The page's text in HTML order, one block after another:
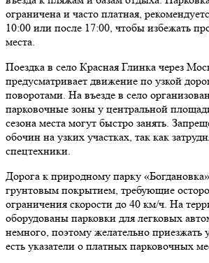
ограничена и часто платная,
10:00 или после 17:00, чтобы избежать
места.
Поездка в село Красная Глинка через
предусматривает движение по узкой
поворотами. На въезде в село
парковочные зоны у центральной
сезона места могут быстро занять.
обочин на узких участках, так как
спецтехники.
Дорога к природному парку
грунтовым покрытием, требующие
ограничения скорости до 40 км/ч. На
оборудованы парковки для легковых
немного, поэтому желательно приезжать
есть указатели о платных парковочных